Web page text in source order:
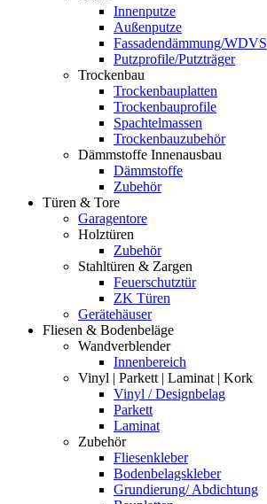
Innenputze
Außenputze
Fassadendämmung/WDVS
Putzprofile/Putzträger
Trockenbau
Trockenbauplatten
Trockenbauprofile
Spachtelmassen
Trockenbauzubehör
Dämmstoffe Innenausbau
Dämmstoffe
Zubehör
Türen & Tore
Garagentore
Holztüren
Zubehör
Stahltüren & Zargen
Feuerschutztür
ZK Türen
Gerätehäuser
Fliesen & Bodenbeläge
Wandverblender
Innenbereich
Vinyl | Parkett | Laminat | Kork
Vinyl / Designbelag
Parkett
Laminat
Zubehör
Fliesenkleber
Bodenbelagskleber
Grundierung/ Abdichtung